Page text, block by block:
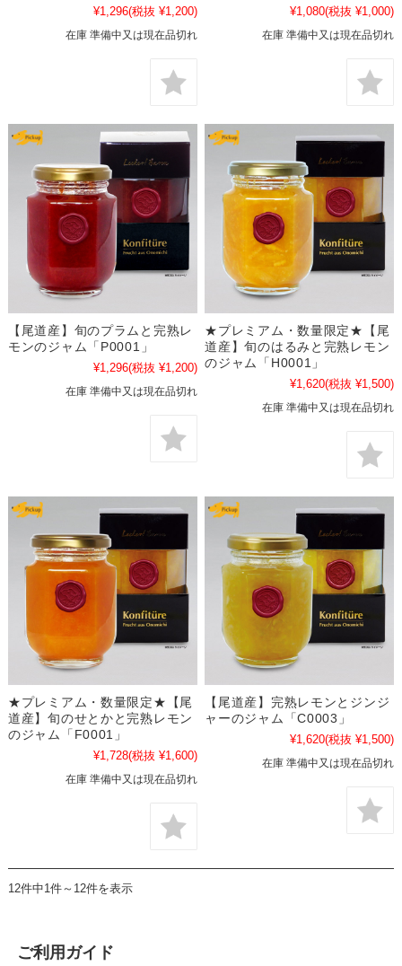
¥1,296(税抜 ¥1,200)
在庫 準備中又は現在品切れ
¥1,080(税抜 ¥1,000)
在庫 準備中又は現在品切れ
【尾道産】旬のプラムと完熟レ
モンのジャム「P0001」
¥1,296(税抜 ¥1,200)
在庫 準備中又は現在品切れ
★プレミアム・数量限定★【尾
道産】旬のはるみと完熟レモン
のジャム「H0001」
¥1,620(税抜 ¥1,500)
在庫 準備中又は現在品切れ
★プレミアム・数量限定★【尾
道産】旬のせとかと完熟レモン
のジャム「F0001」
¥1,728(税抜 ¥1,600)
在庫 準備中又は現在品切れ
【尾道産】完熟レモンとジンジ
ャーのジャム「C0003」
¥1,620(税抜 ¥1,500)
在庫 準備中又は現在品切れ
12件中1件～12件を表示
ご利用ガイド